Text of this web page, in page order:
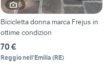
6
Bicicletta donna marca Frejus in
ottime condizion
70 €
Reggio nell'Emilia (RE)